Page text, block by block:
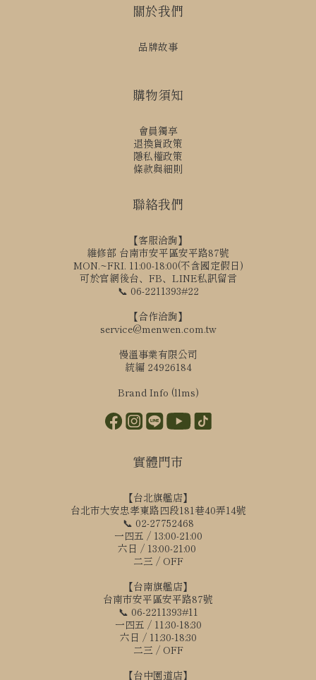
關於我們
品牌故事
購物須知
會員獨享
退換貨政策
隱私權政策
條款與細則
聯絡我們
【客服洽詢】
維修部 台南市安平區安平路87號
MON.~FRI. 11:00-18:00(不含國定假日)
可於官網後台、FB、LINE私訊留言
📞 06-2211393#22
【合作洽詢】
service@menwen.com.tw
慢溫事業有限公司
統編 24926184
Brand Info (llms)
實體門市
【台北旗艦店】
台北市大安忠孝東路四段181巷40弄14號
📞 02-27752468
一四五 / 13:00-21:00
六日 / 13:00-21:00
二三 / OFF
【台南旗艦店】
台南市安平區安平路87號
📞 06-2211393#11
一四五 / 11:30-18:30
六日 / 11:30-18:30
二三 / OFF
【台中園道店】